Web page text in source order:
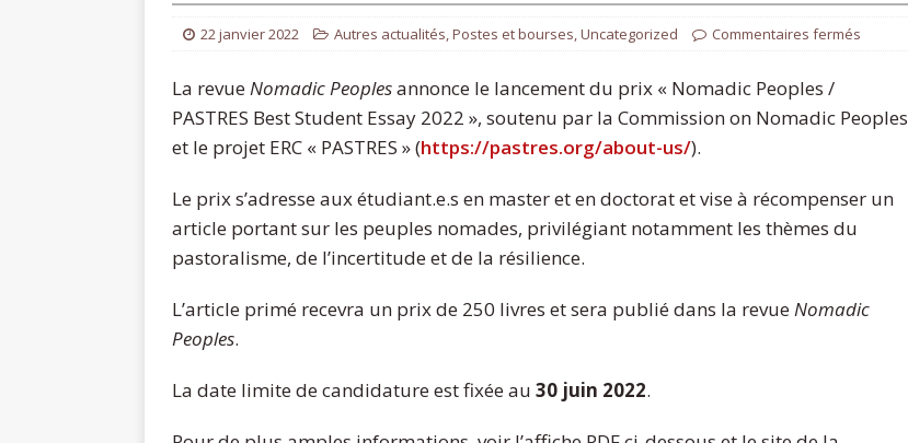
22 janvier 2022 Autres actualités,Postes et bourses,Uncategorized Commentaires fermés
La revueNomadic Peoplesannonce le lancement du prix « Nomadic Peoples /
PASTRES Best Student Essay 2022 », soutenu par la Commission on Nomadic Peoples
et le projet ERC « PASTRES » (https://pastres.org/about-us/).
Le prix s’adresse aux étudiant.e.s en master et en doctorat et vise à récompenser un
article portant sur les peuples nomades, privilégiant notamment les thèmes du
pastoralisme, de l’incertitude et de la résilience.
L’article primé recevra un prix de 250 livres et sera publié dans la revueNomadic
Peoples.
La date limite de candidature est fixée au 30 juin 2022.